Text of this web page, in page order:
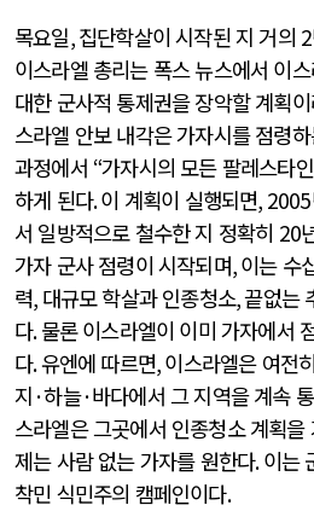
목요일,집단학살이 시작된 지 거의 2
이스라엘 총리는 폭스 뉴스에서 이
대한 군사적 통제권을 장악할 계획
스라엘 안보 내각은 가자시를 점령
과정에서 “가자시의 모든 팔레스타
하게 된다.이 계획이 실행되면, 2005
서 일방적으로 철수한 지 정확히 20
가자 군사 점령이 시작되며,이는 수
력, 대규모 학살과 인종청소,끝없는
다.물론 이스라엘이 이미 가자에서
다.유엔에 따르면,이스라엘은 여전
지 ·하늘·바다에서 그 지역을 계속
스라엘은 그곳에서 인종청소 계획을
제는 사람 없는 가자를 원한다.이는
착민 식민주의 캠페인이다.